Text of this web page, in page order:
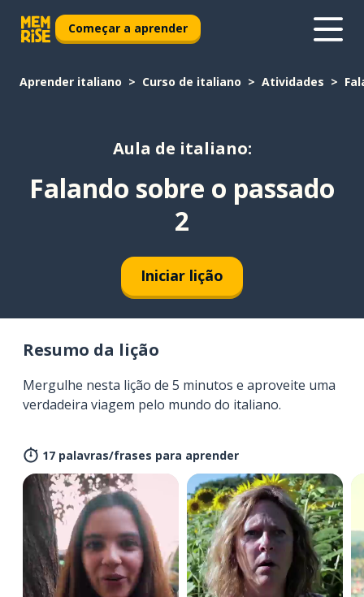
Começar a aprender
Aprender italiano Curso de italiano Atividades
Aula de italiano:
Falando sobre o passado
2
Iniciar lição
Resumo da lição
Mergulhe nesta lição de 5 minutos e aproveite uma
verdadeira viagem pelo mundo do italiano.
17 palavras/frases para aprender